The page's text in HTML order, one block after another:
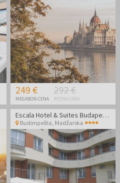
249 €
MEGABON CENA
292 €
REDNA CENA
Escala Hotel & Suites Budapest - Poletni oddih v Budimpešti
Budimpešta Madžarska